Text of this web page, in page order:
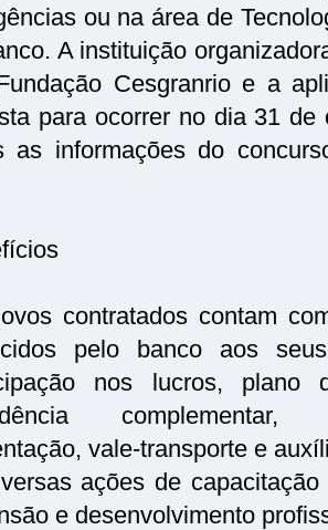
ou na área de
A instituição
Cesgranrio e a
para ocorrer no dia 31 de
as informações do
contratados contam
pelo banco aos
nos lucros, plano
vale-transporte e
ações de
e desenvolvimento